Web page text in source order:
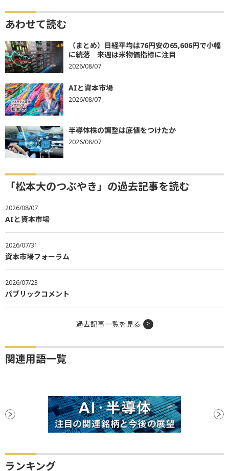
あわせて読む
（まとめ）日経平均は76円安の65,606円で小幅
に続落 来週は米物価指標に注目
2026/08/07
AIと資本市場
2026/08/07
半導体株の調整は底値をつけたか
2026/08/07
「松本大のつぶやき」の過去記事を読む
2026/08/07
AIと資本市場
2026/07/31
資本市場フォーラム
2026/07/23
パブリックコメント
過去記事一覧を見る
関連用語一覧
ランキング